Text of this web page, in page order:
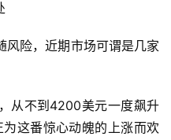
风险，近期市场可谓是几家
从不到4200美元一度飙升
这番惊心动魄的上涨而欢